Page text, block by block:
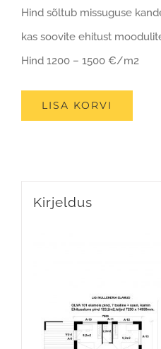
Hind sõltub missuguse
kas soovite ehitust
Hind 1200 – 1500 €/m2
LISA KORVI
Kirjeldus